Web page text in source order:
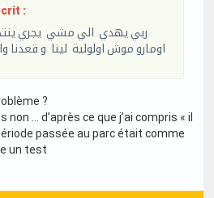
:
ربي يهدي الي مشي يجري
اومارو موش اولولية لينا و قعدنا
?
non … d’après ce que j’ai compris « il
passée au parc était comme
un test